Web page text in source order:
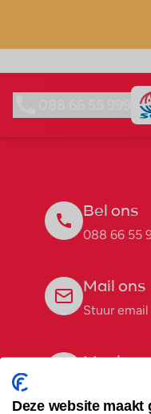
Bel ons
088 66 55
Mail ons
Stuur email
Maak
Deze website